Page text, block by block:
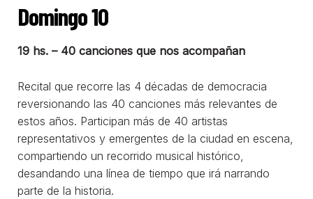
Domingo 10
19 hs. – 40 canciones que nos acompañan
Recital que recorre las 4 décadas de democracia
reversionando las 40 canciones más relevantes de
estos años. Participan más de 40 artistas
representativos y emergentes de la ciudad en escena,
compartiendo un recorrido musical histórico,
desandando una línea de tiempo que irá narrando
parte de la historia.